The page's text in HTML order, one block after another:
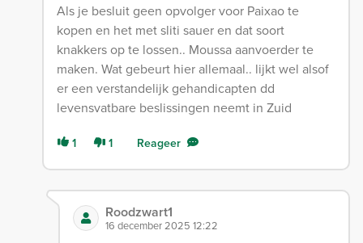
Als je besluit geen opvolger voor Paixao te
kopen en het met sliti sauer en dat soort
knakkers op te lossen.. Moussa aanvoerder te
maken. Wat gebeurt hier allemaal.. lijkt wel alsof
er een verstandelijk gehandicapten dd
levensvatbare beslissingen neemt in Zuid
1 1 Reageer
Roodzwart1
16 december 2025 12:22